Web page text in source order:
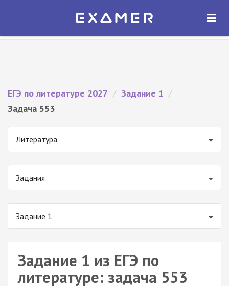
Экзамер — ЕГЭ 2027
ОТКРЫТЬ
ЕГЭ по литературе 2027 / Задание 1 /
Задача 553
Литература
Задания
Задание 1
Задание 1 из ЕГЭ по
литературе: задача 553